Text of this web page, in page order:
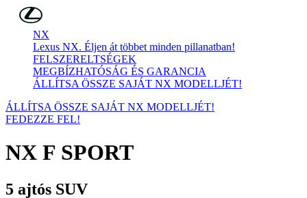
Skip to Main Content
NX
Lexus NX. Éljen át többet minden pillanatban!
FELSZERELTSÉGEK
MEGBÍZHATÓSÁG ÉS GARANCIA
ÁLLÍTSA ÖSSZE SAJÁT NX MODELLJÉT!
ÁLLÍTSA ÖSSZE SAJÁT NX MODELLJÉT!
FEDEZZE FEL!
NX F SPORT
5 ajtós SUV